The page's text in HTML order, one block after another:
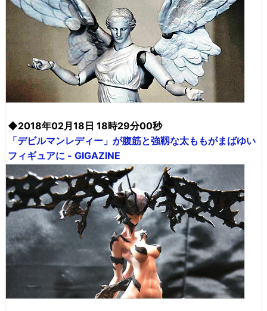
◆2018年02月18日 18時29分00秒
「デビルマンレディー」が腹筋と強靱な太ももがまばゆい
フィギュアに - GIGAZINE